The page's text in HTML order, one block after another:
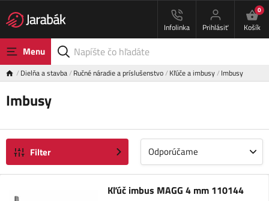
Infolinka Prihlásiť
0
Košík
Menu
Dielňa a stavba Ručné náradie a príslušenstvo Kľúče a imbusy Imbusy
Imbusy
Filter Odporúčame
Kľúč imbus MAGG 4 mm 110144